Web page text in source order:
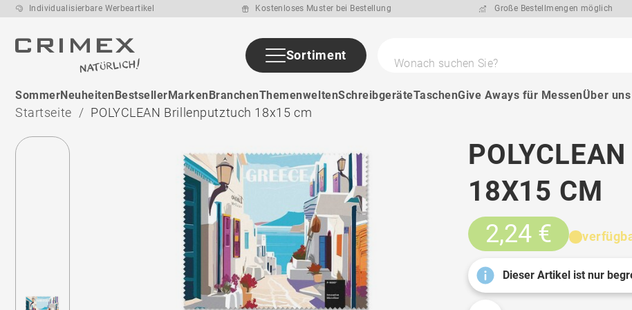
Individualisierbare Werbeartikel Kostenloses Muster bei Bestellung Große Bestellmengen möglich
Sortiment
Wonach suchen Sie?
SommerNeuheitenBestsellerMarkenBranchenThemenweltenSchreibgeräteTaschenGive Aways für MessenÜber uns
Startseite POLYCLEAN Brillenputztuch 18x15 cm
18X15 CM
2,24 €
Dieser Artikel ist nur